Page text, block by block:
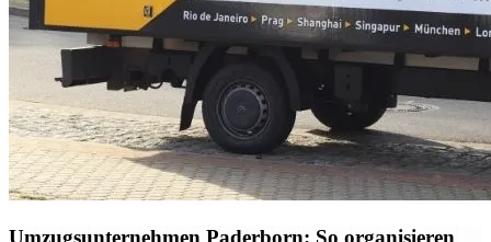
Umzugsunternehmen Paderborn: So organisieren